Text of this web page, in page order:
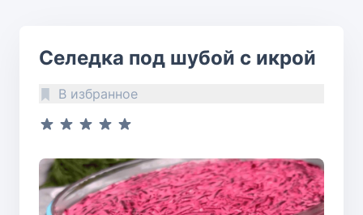
Селедка под шубой с икрой
В избранное